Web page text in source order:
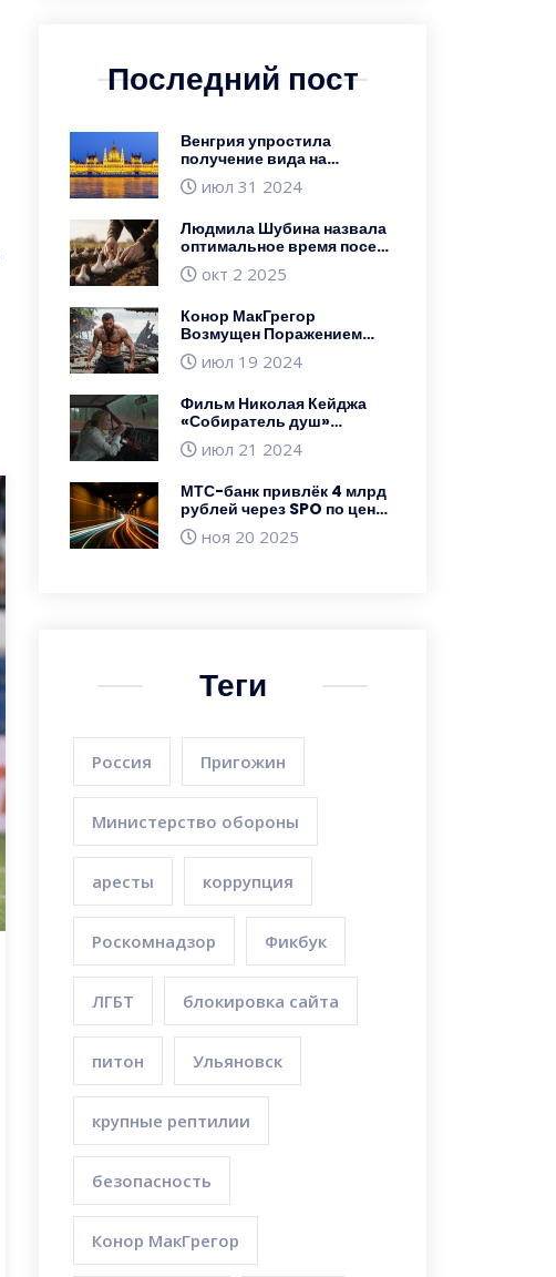
Последний пост
Венгрия упростила
получение вида на
жительство для россиян и
белорусов с перспективой
июл 31 2024
Людмила Шубина назвала
оптимальное время посева
озимого чеснока в
октябре 2025
окт 2 2025
Конор МакГрегор
Возмущен Поражением
Илиа Топурии на UFC 284 и
Пообещал Вернуть Его в
Восстановления
июл 19 2024
Фильм Николая Кейджа
«Собиратель душ»
лидирует в кассовых
сборах, обойдя «Ужасного
июл 21 2024
МТС-банк привлёк 4 млрд
рублей через SPO по цене
1380,5 руб. за акцию
ноя 20 2025
Теги
Россия Пригожин
Министерство обороны
аресты коррупция
Роскомнадзор Фикбук
ЛГБТ блокировка сайта
питон Ульяновск
крупные рептилии
безопасность
Конор МакГрегор